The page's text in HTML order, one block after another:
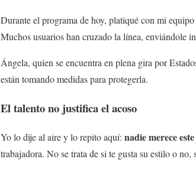
Durante el programa de hoy, platiqué con mi
Muchos usuarios han cruzado la línea, enviándole
Ángela, quien se encuentra en plena gira por
están tomando medidas para protegerla.
El talento no justifica el acoso
Yo lo dije al aire y lo repito aquí: nadie merece
trabajadora. No se trata de si te gusta su estilo o